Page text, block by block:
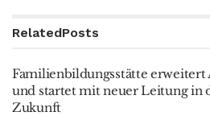
RelatedPosts
Familienbildungsstätte erweitert
und startet mit neuer Leitung in
Zukunft